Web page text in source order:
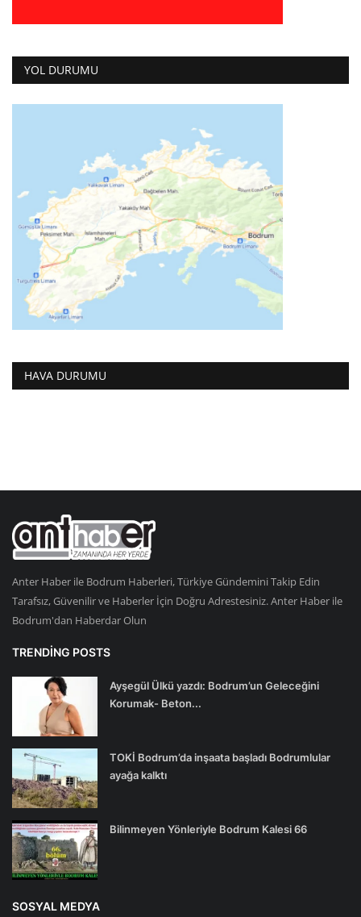
YOL DURUMU
HAVA DURUMU
Anter Haber ile Bodrum Haberleri, Türkiye Gündemini Takip Edin
Tarafsız, Güvenilir ve Haberler İçin Doğru Adrestesiniz. Anter Haber ile
Bodrum'dan Haberdar Olun
TRENDING POSTS
Ayşegül Ülkü yazdı: Bodrum’un Geleceğini
Korumak- Beton...
TOKİ Bodrum’da inşaata başladı Bodrumlular
ayağa kalktı
Bilinmeyen Yönleriyle Bodrum Kalesi 66
SOSYAL MEDYA